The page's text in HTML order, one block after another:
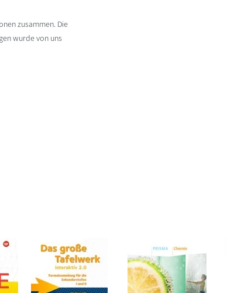
zusammen. Die
wurde von uns